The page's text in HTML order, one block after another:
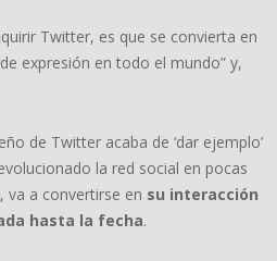
Twitter, es que se convierta en
expresión en todo el mundo” y,
de Twitter acaba de ‘dar ejemplo’
la red social en pocas
va a convertirse en su interacción
hasta la fecha.